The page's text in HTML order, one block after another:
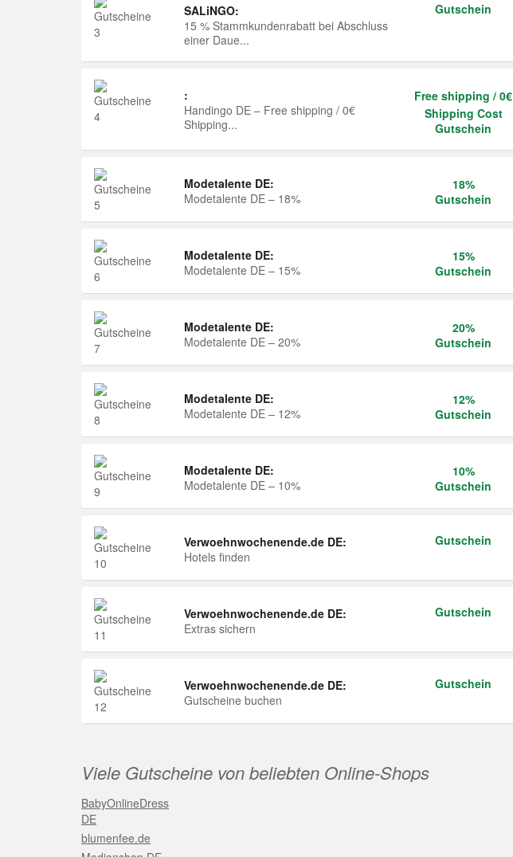
SALiNGO:
15 % Stammkundenrabatt bei Abschluss
einer Daue...
Gutschein
:
Handingo DE – Free shipping / 0€
Shipping...
Free shipping / 0€
Shipping Cost
Gutschein
Modetalente DE:
Modetalente DE – 18%
18%
Gutschein
Modetalente DE:
Modetalente DE – 15%
15%
Gutschein
Modetalente DE:
Modetalente DE – 20%
20%
Gutschein
Modetalente DE:
Modetalente DE – 12%
12%
Gutschein
Modetalente DE:
Modetalente DE – 10%
10%
Gutschein
Verwoehnwochenende.de DE:
Hotels finden
Gutschein
Verwoehnwochenende.de DE:
Extras sichern
Gutschein
Verwoehnwochenende.de DE:
Gutscheine buchen
Gutschein
Viele Gutscheine von beliebten Online-Shops
BabyOnlineDress
DE
blumenfee.de